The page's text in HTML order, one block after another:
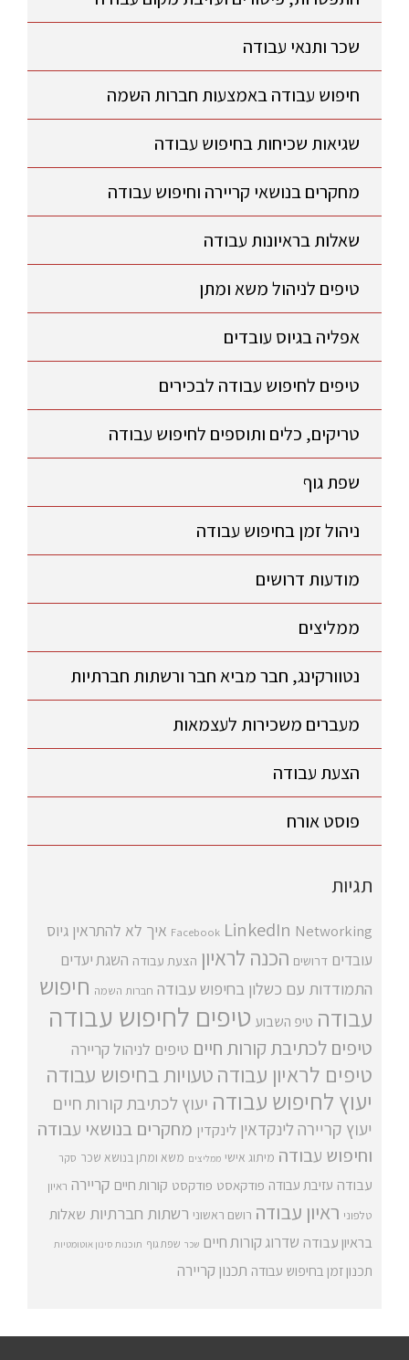
שכר ותנאי עבודה
חיפוש עבודה באמצעות חברות השמה
שגיאות שכיחות בחיפוש עבודה
מחקרים בנושאי קריירה וחיפוש עבודה
שאלות בראיונות עבודה
טיפים לניהול משא ומתן
אפליה בגיוס עובדים
טיפים לחיפוש עבודה לבכירים
טריקים, כלים ותוספים לחיפוש עבודה
שפת גוף
ניהול זמן בחיפוש עבודה
מודעות דרושים
ממליצים
נטוורקינג, חבר מביא חבר ורשתות חברתיות
מעברים משכירות לעצמאות
הצעת עבודה
פוסט אורח
תגיות
Facebook LinkedIn Networking איך לא להתראין גיוס
עובדים דרושים הכנה לראיון הצעת עבודה השגת יעדים
התמודדות עם כשלון בחיפוש עבודה חברות השמה חיפוש
עבודה טיפ השבוע טיפים לחיפוש עבודה
טיפים לכתיבת קורות חיים טיפים לניהול קריירה
טיפים לראיון עבודהטעויות בחיפוש עבודה
יעוץ לחיפוש עבודה יעוץ לכתיבת קורות חיים
יעוץ קריירה לינקדאין לינקדין מחקרים בנושאי עבודה
וחיפוש עבודה מיתוג אישי ממליצים משא ומתן בנושא שכר סקר
עבודה עזיבת עבודה פודקאסט פודקסט קורות חיים קריירה ראיון
טלפוני ראיון עבודה רושם ראשוני רשתות חברתיות שאלות
בראיון עבודה שדרוג קורות חיים שכר שפת גוף תוכנות סינון אוטומטיות
תכנון זמן בחיפוש עבודה תכנון קריירה